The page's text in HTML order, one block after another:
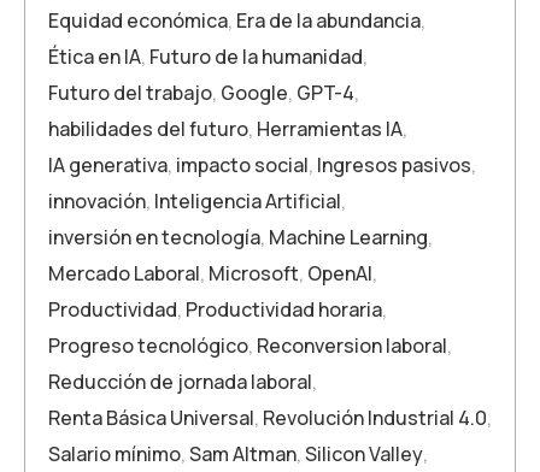
Equidad económica, Era de la abundancia,
Ética en IA, Futuro de la humanidad,
Futuro del trabajo, Google, GPT-4,
habilidades del futuro, Herramientas IA,
IA generativa, impacto social, Ingresos pasivos,
innovación, Inteligencia Artificial,
inversión en tecnología, Machine Learning,
Mercado Laboral, Microsoft, OpenAI,
Productividad, Productividad horaria,
Progreso tecnológico, Reconversion laboral,
Reducción de jornada laboral,
Renta Básica Universal, Revolución Industrial 4.0,
Salario mínimo,Sam Altman,Silicon Valley,